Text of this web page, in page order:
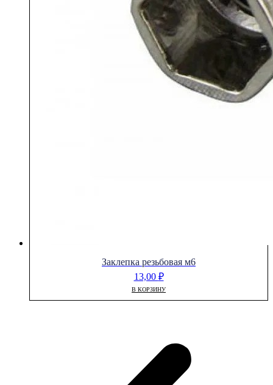
Заклепка резьбовая м6
13,00 ₽
В КОРЗИНУ